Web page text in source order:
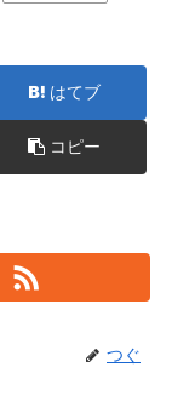
はてブ
コピー
つぐ